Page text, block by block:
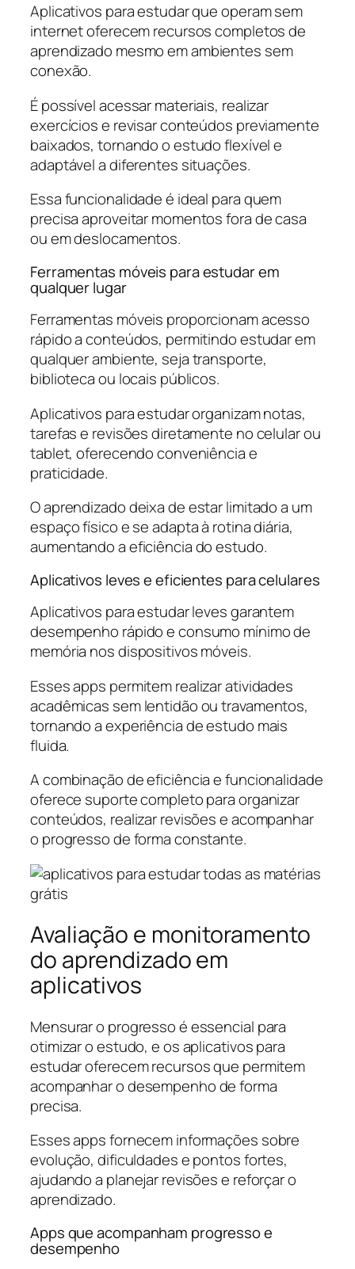
Aplicativos para estudar que operam sem
internet oferecem recursos completos de
aprendizado mesmo em ambientes sem
conexão.
É possível acessar materiais, realizar
exercícios e revisar conteúdos previamente
baixados, tornando o estudo flexível e
adaptável a diferentes situações.
Essa funcionalidade é ideal para quem
precisa aproveitar momentos fora de casa
ou em deslocamentos.
Ferramentas móveis para estudar em
qualquer lugar
Ferramentas móveis proporcionam acesso
rápido a conteúdos, permitindo estudar em
qualquer ambiente, seja transporte,
biblioteca ou locais públicos.
Aplicativos para estudar organizam notas,
tarefas e revisões diretamente no celular ou
tablet, oferecendo conveniência e
praticidade.
O aprendizado deixa de estar limitado a um
espaço físico e se adapta à rotina diária,
aumentando a eficiência do estudo.
Aplicativos leves e eficientes para celulares
Aplicativos para estudar leves garantem
desempenho rápido e consumo mínimo de
memória nos dispositivos móveis.
Esses apps permitem realizar atividades
acadêmicas sem lentidão ou travamentos,
tornando a experiência de estudo mais
fluida.
A combinação de eficiência e funcionalidade
oferece suporte completo para organizar
conteúdos, realizar revisões e acompanhar
o progresso de forma constante.
Avaliação e monitoramento
do aprendizado em
aplicativos
Mensurar o progresso é essencial para
otimizar o estudo, e os aplicativos para
estudar oferecem recursos que permitem
acompanhar o desempenho de forma
precisa.
Esses apps fornecem informações sobre
evolução, dificuldades e pontos fortes,
ajudando a planejar revisões e reforçar o
aprendizado.
Apps que acompanham progresso e
desempenho